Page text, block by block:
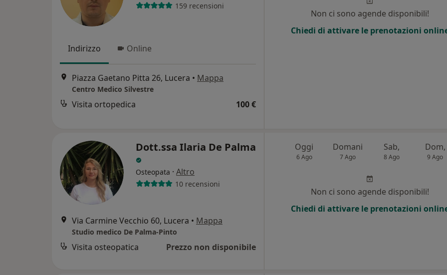
159 recensioni
Indirizzo Online
Piazza Gaetano Pitta 26, Lucera • Mappa
Centro Medico Silvestre
Visita ortopedica 100 €
Non ci sono agende disponibili!
Chiedi di attivare le prenotazioni
Dott.ssa Ilaria De Palma
Osteopata · Altro
10 recensioni
Via Carmine Vecchio 60, Lucera • Mappa
Studio medico De Palma-Pinto
Visita osteopatica Prezzo non disponibile
Oggi
6 Ago
Domani
7 Ago
Sab,
8 Ago
Dom,
9 Ago
Non ci sono agende disponibili!
Chiedi di attivare le prenotazioni